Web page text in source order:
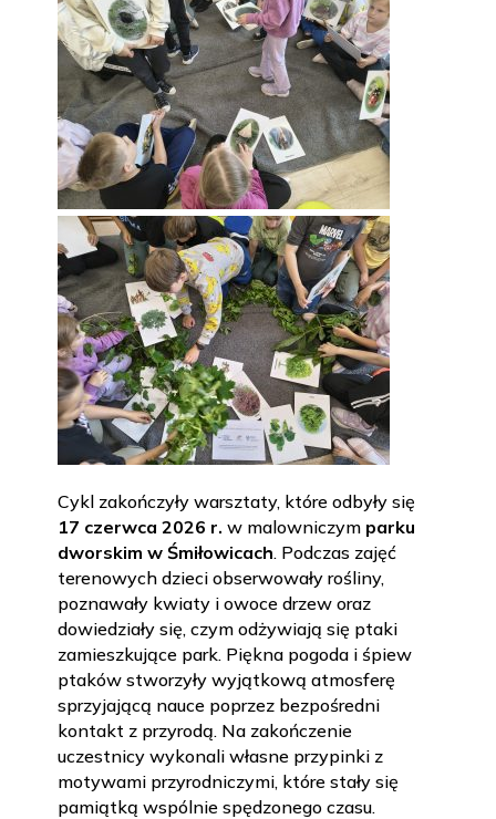
Cykl zakończyły warsztaty, które odbyły się
17 czerwca 2026 r. w malowniczym parku
dworskim w Śmiłowicach. Podczas zajęć
terenowych dzieci obserwowały rośliny,
poznawały kwiaty i owoce drzew oraz
dowiedziały się, czym odżywiają się ptaki
zamieszkujące park. Piękna pogoda i śpiew
ptaków stworzyły wyjątkową atmosferę
sprzyjającą nauce poprzez bezpośredni
kontakt z przyrodą. Na zakończenie
uczestnicy wykonali własne przypinki z
motywami przyrodniczymi, które stały się
pamiątką wspólnie spędzonego czasu.